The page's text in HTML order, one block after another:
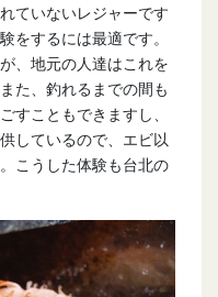
ていないレジャーです
をするには最適です。
、地元の人達はこれを
た、釣れるまでの間も
すこともできますし、
しているので、エビ以
こうした体験も台北の